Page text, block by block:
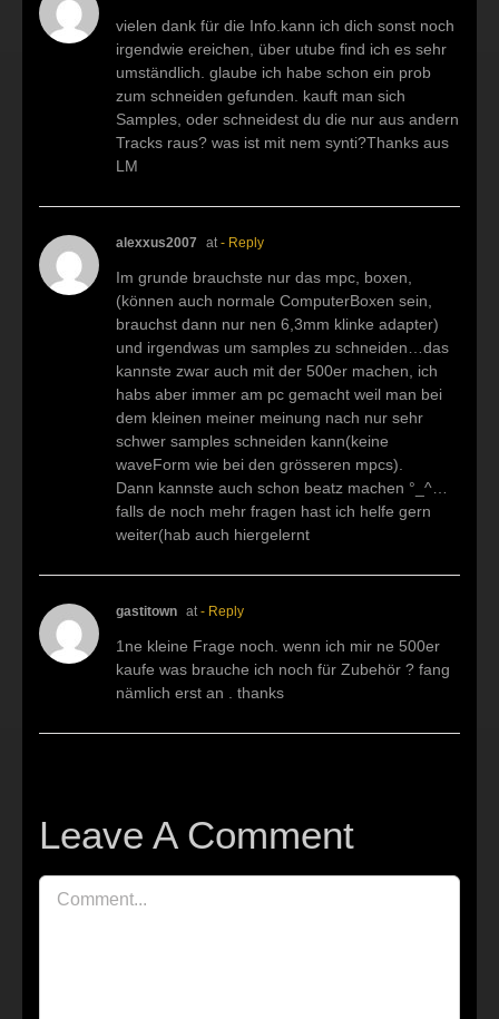
vielen dank für die Info.kann ich dich sonst noch
irgendwie ereichen, über utube find ich es sehr
umständlich. glaube ich habe schon ein prob
zum schneiden gefunden. kauft man sich
Samples, oder schneidest du die nur aus andern
Tracks raus? was ist mit nem synti?Thanks aus
LM
alexxus2007 at - Reply
Im grunde brauchste nur das mpc, boxen,
(können auch normale ComputerBoxen sein,
brauchst dann nur nen 6,3mm klinke adapter)
und irgendwas um samples zu schneiden…das
kannste zwar auch mit der 500er machen, ich
habs aber immer am pc gemacht weil man bei
dem kleinen meiner meinung nach nur sehr
schwer samples schneiden kann(keine
waveForm wie bei den grösseren mpcs).
Dann kannste auch schon beatz machen °_^…
falls de noch mehr fragen hast ich helfe gern
weiter(hab auch hiergelernt
gastitown at - Reply
1ne kleine Frage noch. wenn ich mir ne 500er
kaufe was brauche ich noch für Zubehör ? fang
nämlich erst an . thanks
Leave A Comment
Comment